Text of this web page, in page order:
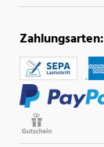
Zahlungsarten: